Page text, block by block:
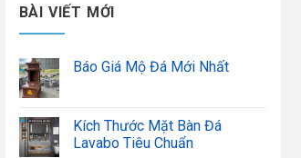
BÀI VIẾT MỚI
Báo Giá Mộ Đá Mới Nhất
Kích Thước Mặt Bàn Đá
Lavabo Tiêu Chuẩn